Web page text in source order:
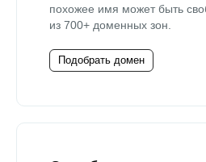
похожее имя может быть
из 700+ доменных зон.
Подобрать домен